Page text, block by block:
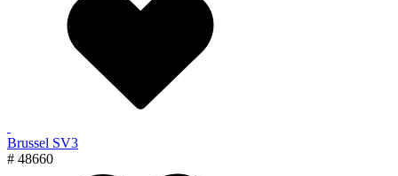
Brussel SV3
# 48660